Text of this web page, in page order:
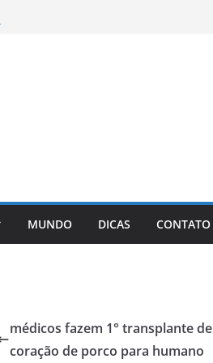
a
MUNDO DICAS CONTATO
médicos fazem 1° transplante de
coração de porco para humano